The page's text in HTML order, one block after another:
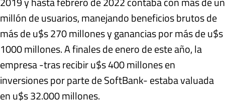
millón de usuarios, manejando beneficios brutos de
más de u$s 270 millones y ganancias por más de u$s
1000 millones. A finales de enero de este año, la
empresa -tras recibir u$s 400 millones en
inversiones por parte de SoftBank- estaba valuada
en u$s 32.000 millones.